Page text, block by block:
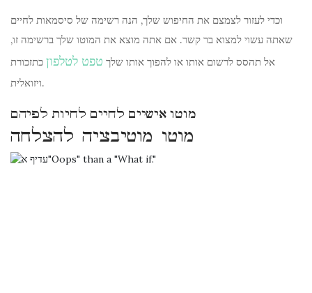
וכדי לעזור לצמצם את החיפוש שלך, הנה רשימה של סיסמאות לחיים
שאתה עשוי למצוא בר קשר. אם אתה מוצא את המוטו שלך ברשימה זו,
אל תהסס לרשום אותו או להפוך אותו שלך טפט לטלפון כתזכורת
ויזואלית.
מוטו אישיים לחיים לחיות לפיהם
מוטו מוטיבציה להצלחה